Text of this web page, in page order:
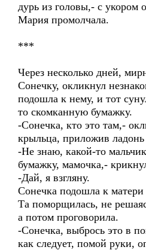
дурь из головы,- с укором
Мария промолчала.
***
Через несколько дней,
Сонечку, окликнул
подошла к нему, и тот
то скомканную бумажку.
-Сонечка, кто это там,-
крыльца, приложив ладонь
-Не знаю, какой-то
бумажку, мамочка,-
-Дай, я взгляну.
Сонечка подошла к матери
Та поморщилась, не
а потом проговорила.
-Сонечка, выбрось это в
как следует, помой руки,